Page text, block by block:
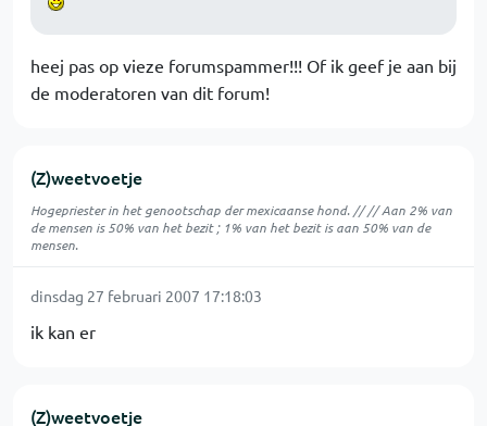
heej pas op vieze forumspammer!!! Of ik geef je aan bij
de moderatoren van dit forum!
(Z)weetvoetje
Hogepriester in het genootschap der mexicaanse hond. // // Aan 2% van
de mensen is 50% van het bezit ; 1% van het bezit is aan 50% van de
mensen.
dinsdag 27 februari 2007 17:18:03
ik kan er
(Z)weetvoetje